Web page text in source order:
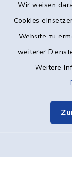
Wir weisen
Cookies
Website zu
weiterer
Weitere